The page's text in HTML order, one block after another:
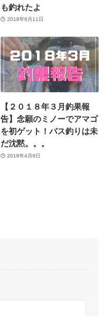
も釣れたよ
2018年6月11日
【２０１８年３月釣果報
告】念願のミノーでアマゴ
を初ゲット！バス釣りは未
だ沈黙。。。
2018年4月9日